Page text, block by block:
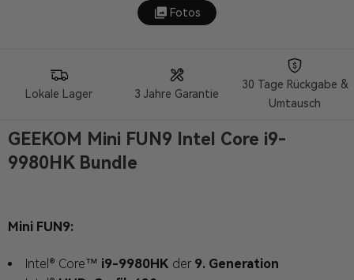
Fotos
Lokale Lager 3 Jahre Garantie
30 Tage Rückgabe &
Umtausch
GEEKOM Mini FUN9 Intel Core i9-
9980HK Bundle
Mini FUN9:
Intel® Core™ i9-9980HK der 9. Generation